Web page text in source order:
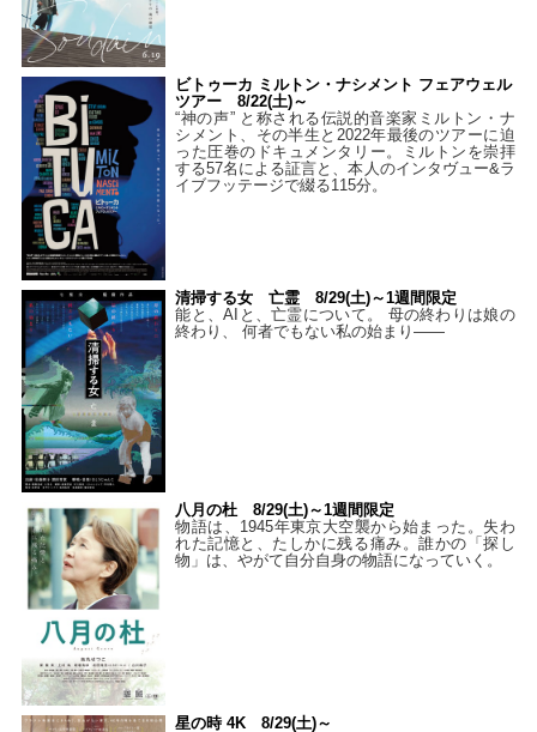
ビトゥーカ ミルトン・ナシメント フェアウェル
ツアー 8/22(土)～
“神の声” と称される伝説的音楽家ミルトン・ナ
シメント、その半生と2022年最後のツアーに迫
った圧巻のドキュメンタリー。ミルトンを崇拝
する57名による証言と、本人のインタヴュー&ラ
イブフッテージで綴る115分。
清掃する女 亡霊 8/29(土)～1週間限定
能と、AIと、亡霊について。 母の終わりは娘の
終わり、 何者でもない私の始まり――
八月の杜 8/29(土)～1週間限定
物語は、1945年東京大空襲から始まった。失わ
れた記憶と、たしかに残る痛み。誰かの「探し
物」は、やがて自分自身の物語になっていく。
星の時 4K 8/29(土)～